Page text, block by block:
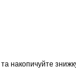
та накопичуйте